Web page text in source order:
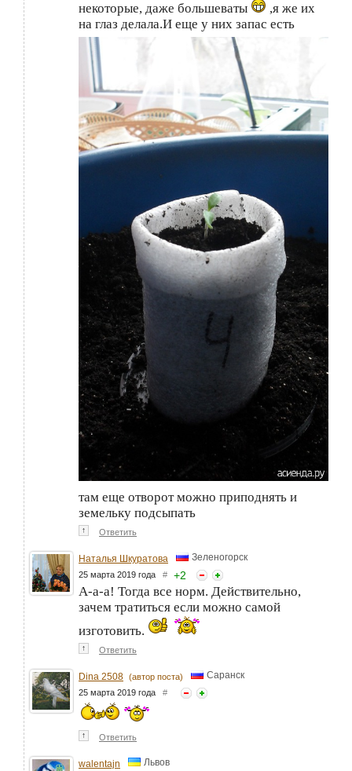
некоторые, даже большеваты
,я же их
на глаз делала.И еще у них запас есть
там еще отворот можно приподнять и
земельку подсыпать
↑ Ответить
Наталья Шкуратова Зеленогорск
25 марта 2019 года # +2
А-а-а! Тогда все норм. Действительно,
зачем тратиться если можно самой
изготовить.
↑ Ответить
Dina 2508 (автор поста) Саранск
25 марта 2019 года #
↑ Ответить
walentajn Львов